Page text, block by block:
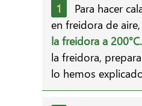
Para hacer
en freidora de aire,
la freidora a 200°C.
la freidora,
lo hemos